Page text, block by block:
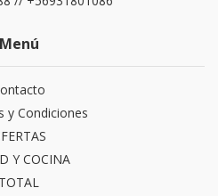
Menú
y Condiciones
Y COCINA
TOTAL